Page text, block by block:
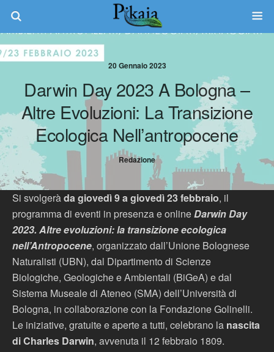
20 Gennaio 2023
Darwin Day 2023 A Bologna –
Altre Evoluzioni: La Transizione
Ecologica Nell’antropocene
Redazione
Si svolgeràda giovedì 9 a giovedì 23 febbraio, il
programma di eventi in presenza e onlineDarwin Day
2023. Altre evoluzioni: la transizione ecologica
nell’Antropocene, organizzato dall’Unione Bolognese
Naturalisti (UBN), dal Dipartimento di Scienze
Biologiche, Geologiche e Ambientali (BiGeA) e dal
Sistema Museale di Ateneo (SMA) dell’Università di
Bologna, in collaborazione con la Fondazione Golinelli.
Le iniziative, gratuite e aperte a tutti, celebrano la nascita
di Charles Darwin, avvenuta il 12 febbraio 1809.